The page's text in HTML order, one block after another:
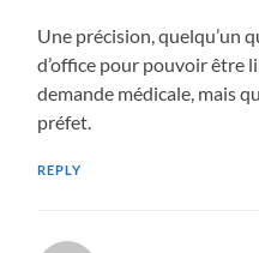
Une précision, quelqu’un
d’office pour pouvoir être
demande médicale, mais
préfet.
REPLY